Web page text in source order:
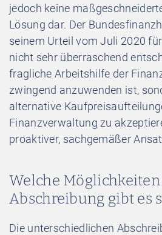
jedoch keine
Lösung dar. Der
seinem Urteil vom Juli 2020
nicht sehr überraschend
fragliche Arbeitshilfe der
zwingend anzuwenden ist,
alternative
Finanzverwaltung zu
proaktiver, sachgemäßer
Welche
Abschreibung gibt es
Die unterschiedlichen